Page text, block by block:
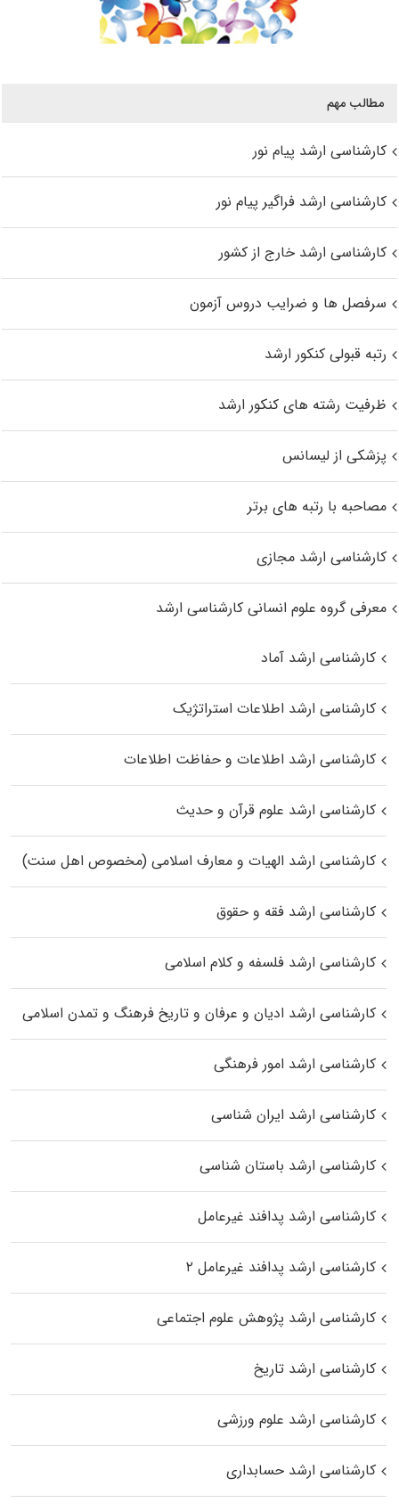
مطالب مهم
کارشناسی ارشد پیام نور
کارشناسی ارشد فراگیر پیام نور
کارشناسی ارشد خارج از کشور
سرفصل ها و ضرایب دروس آزمون
رتبه قبولی کنکور ارشد
ظرفیت رشته های کنکور ارشد
پزشکی از لیسانس
مصاحبه با رتبه های برتر
کارشناسی ارشد مجازی
معرفی گروه علوم انسانی کارشناسی ارشد
کارشناسی ارشد آماد
کارشناسی ارشد اطلاعات استراتژیک
کارشناسی ارشد اطلاعات و حفاظت اطلاعات
کارشناسی ارشد علوم قرآن و حدیث
کارشناسی ارشد الهیات و معارف اسلامی (مخصوص اهل سنت)
کارشناسی ارشد فقه و حقوق
کارشناسی ارشد فلسفه و کلام اسلامی
کارشناسی ارشد ادیان و عرفان و تاریخ فرهنگ و تمدن اسلامی
کارشناسی ارشد امور فرهنگی
کارشناسی ارشد ایران شناسی
کارشناسی ارشد باستان شناسی
کارشناسی ارشد پدافند غیرعامل
کارشناسی ارشد پدافند غیرعامل ۲
کارشناسی ارشد پژوهش علوم اجتماعی
کارشناسی ارشد تاریخ
کارشناسی ارشد علوم ورزشی
کارشناسی ارشد حسابداری